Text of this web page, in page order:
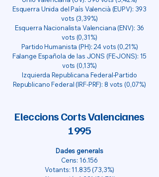
Esquerra Unida del País Valencià (EUPV): 393
vots (3,39%)
Esquerra Nacionalista Valenciana (ENV): 36
vots (0,31%)
Partido Humanista (PH): 24 vots (0,21%)
Falange Española de las JONS (FE-JONS): 15
vots (0,13%)
Izquierda Republicana Federal-Partido
Republicano Federal (IRF-PRF): 8 vots (0,07%)
Eleccions Corts Valencianes
1995
Dades generals
Cens: 16.156
Votants:11.835 (73,3%)